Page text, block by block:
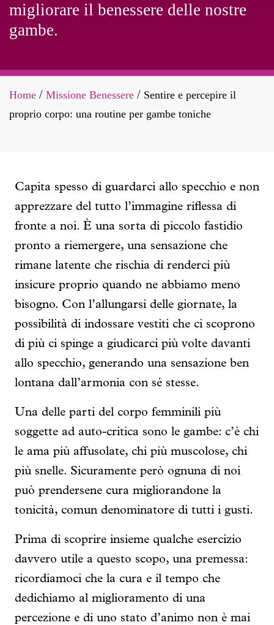
migliorare il benessere delle nostre
gambe.
Home / Missione Benessere / Sentire e percepire il
proprio corpo: una routine per gambe toniche
Capita spesso di guardarci allo specchio e non
apprezzare del tutto l’immagine riflessa di
fronte a noi. È una sorta di piccolo fastidio
pronto a riemergere, una sensazione che
rimane latente che rischia di renderci più
insicure proprio quando ne abbiamo meno
bisogno. Con l’allungarsi delle giornate, la
possibilità di indossare vestiti che ci scoprono
di più ci spinge a giudicarci più volte davanti
allo specchio, generando una sensazione ben
lontana dall’armonia con sé stesse.
Una delle parti del corpo femminili più
soggette ad auto-critica sono le gambe: c’è chi
le ama più affusolate, chi più muscolose, chi
più snelle. Sicuramente però ognuna di noi
può prendersene cura migliorandone la
tonicità, comun denominatore di tutti i gusti.
Prima di scoprire insieme qualche esercizio
davvero utile a questo scopo, una premessa:
ricordiamoci che la cura e il tempo che
dedichiamo al miglioramento di una
percezione e di uno stato d’animo non è mai